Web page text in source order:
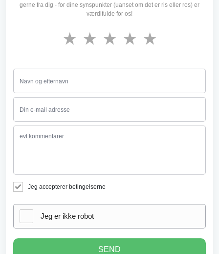
gerne fra dig - for dine synspunkter (uanset om det er ris eller ros) er
værdifulde for os!
★
★
★
★
★
Jeg accepterer betingelserne
Jeg er ikke robot
SEND